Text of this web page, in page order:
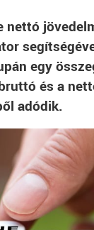
nettó
egy
és a
adódik.